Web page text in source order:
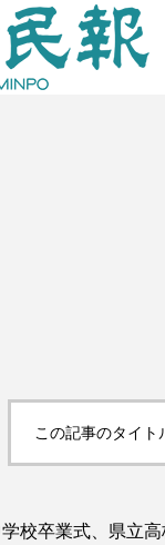
この記事のタイト
校卒業式、県立